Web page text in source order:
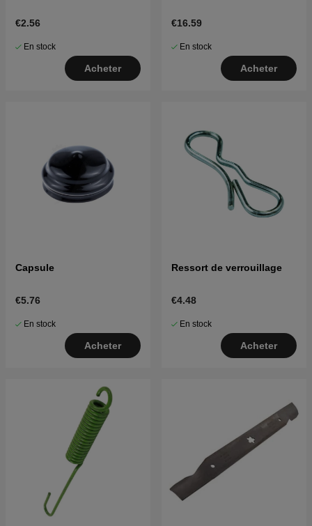
€2.56
En stock
Acheter
€16.59
En stock
Acheter
Capsule
€5.76
En stock
Acheter
Ressort de verrouillage
€4.48
En stock
Acheter